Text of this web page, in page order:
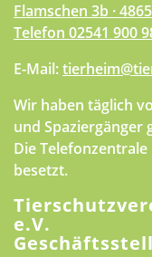
Flamschen 3b ·
Telefon 02541 900
E-Mail:
Wir haben täglich
und Spaziergänger
Die
besetzt.
e.V.